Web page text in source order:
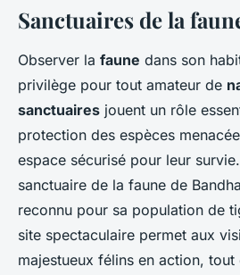
Sanctuaires de la
Observer la faune dans son
privilège pour tout amateur de
sanctuaires jouent un rôle
protection des espèces
espace sécurisé pour leur
sanctuaire de la faune de
reconnu pour sa population de
site spectaculaire permet aux
majestueux félins en action,